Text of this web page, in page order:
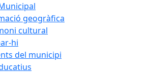
geogràfica
cultural
hi
del municipi